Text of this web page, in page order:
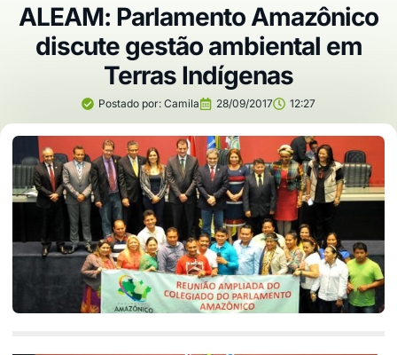
ALEAM: Parlamento Amazônico
discute gestão ambiental em
Terras Indígenas
Postado por: Camila 28/09/2017 12:27